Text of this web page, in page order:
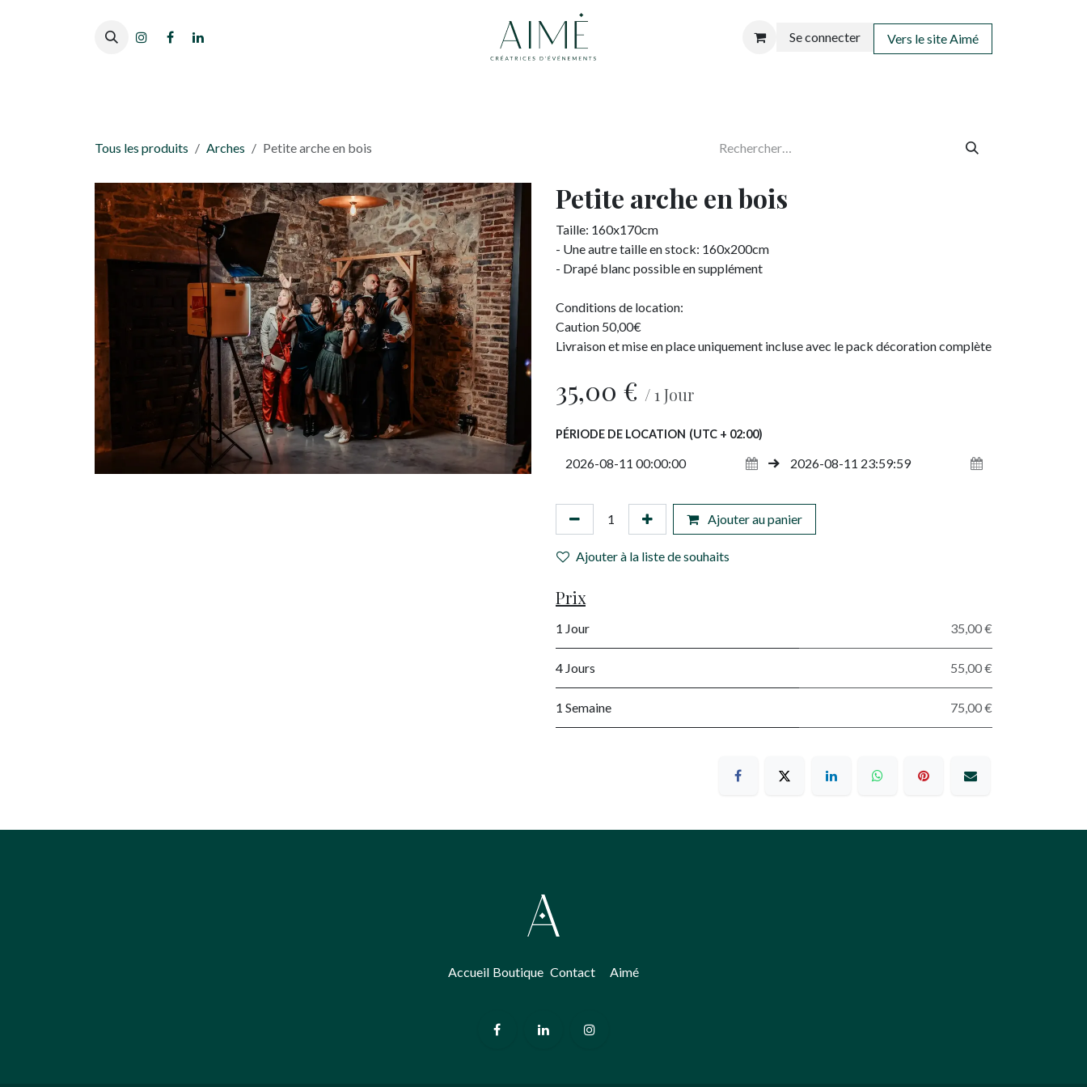
Se connecter
Vers le site Aimé
Tous les produits Arches Petite arche en bois
Petite arche en bois
Taille: 160x170cm
- Une autre taille en stock: 160x200cm
- Drapé blanc possible en supplément
Conditions de location:
Caution 50,00€
Livraison et mise en place uniquement incluse avec le pack décoration complète
35,00 € /1 Jour
PÉRIODE DE LOCATION (UTC + 02:00)
Ajouter au panier
Ajouter à la liste de souhaits
Prix
1 Jour 35,00 €
4 Jours 55,00 €
1 Semaine 75,00 €
Accueil Boutique ​Contact Aimé